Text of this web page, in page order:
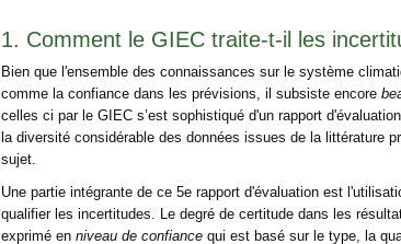
1. Comment le GIEC traite-t-il les
Bien que l'ensemble des connaissances sur le système
comme la confiance dans les prévisions, il subsiste encore
celles ci par le GIEC s’est sophistiqué d'un rapport
la diversité considérable des données issues de la littérature
sujet.
Une partie intégrante de ce 5e rapport d'évaluation est
qualifier les incertitudes. Le degré de certitude dans les
exprimé en niveau de confiance qui est basé sur le type, la